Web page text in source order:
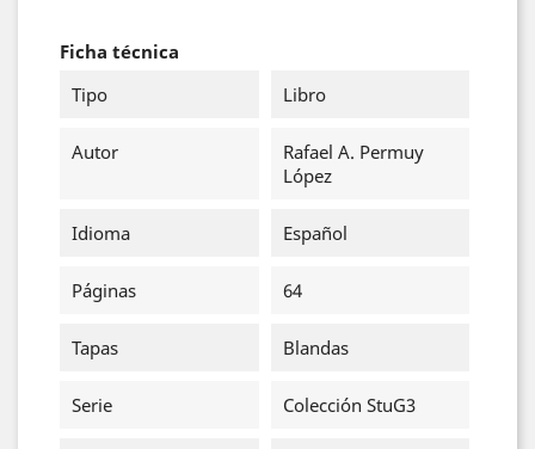
Ficha técnica
Tipo
Libro
Autor
Rafael A. Permuy
López
Idioma Español
Páginas 64
Tapas Blandas
Serie Colección StuG3